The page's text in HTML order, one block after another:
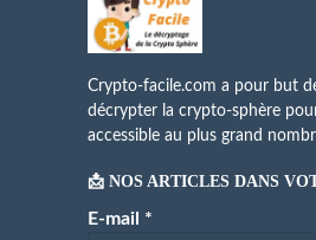
Crypto-facile.com a pour but
décrypter la crypto-sphère
accessible au plus grand
📩 NOS ARTICLES DANS
E-mail *